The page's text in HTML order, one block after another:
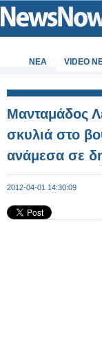
ΝΕΑ VIDEO
Μανταμάδος
σκυλιά στο
ανάμεσα σε
2012-04-01 14:30:09